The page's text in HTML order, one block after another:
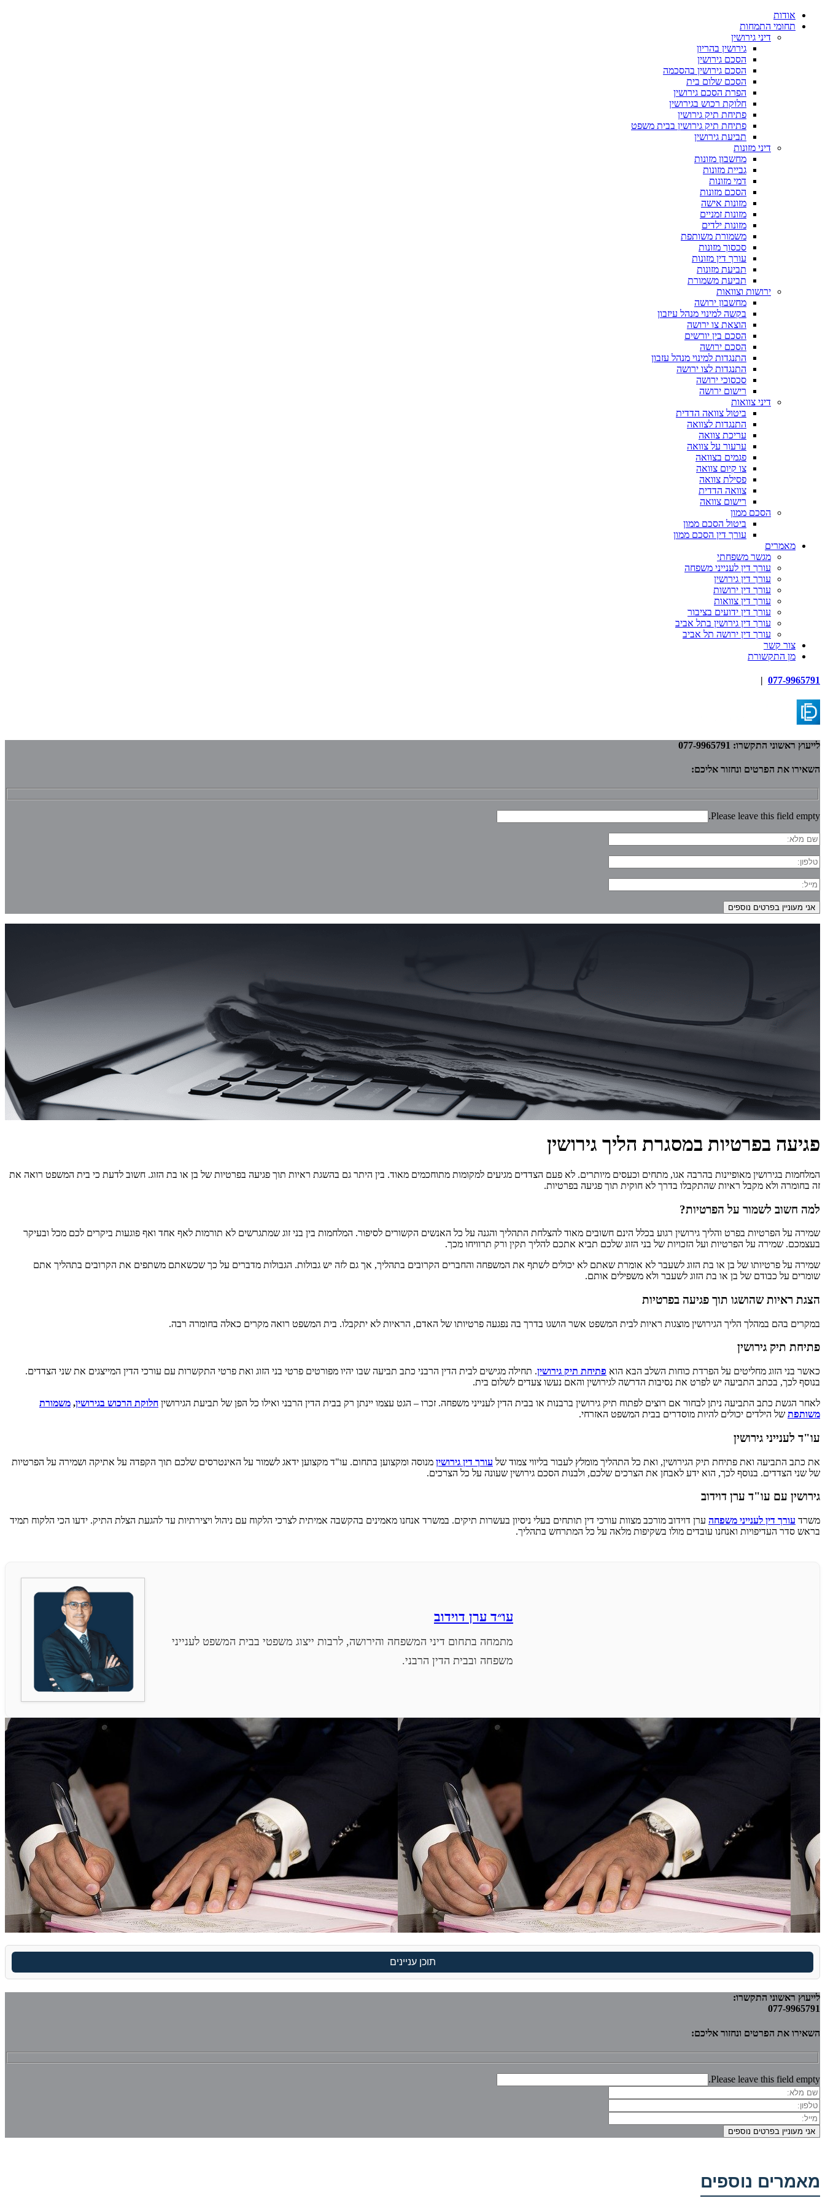
אודות
תחומי התמחות
דיני גירושין
גירושין בהריון
הסכם גירושין
הסכם גירושין בהסכמה
הסכם שלום בית
הפרת הסכם גירושין
חלוקת רכוש בגירושין
פתיחת תיק גירושין
פתיחת תיק גירושין בבית משפט
תביעת גירושין
דיני מזונות
מחשבון מזונות
גביית מזונות
דמי מזונות
הסכם מזונות
מזונות אישה
מזונות זמניים
מזונות ילדים
משמורת משותפת
סכסוך מזונות
עורך דין מזונות
תביעת מזונות
תביעת משמורת
ירושות וצוואות
מחשבון ירושה
בקשה למינוי מנהל עיזבון
הוצאת צו ירושה
הסכם בין יורשים
הסכם ירושה
התנגדות למינוי מנהל עזבון
התנגדות לצו ירושה
סכסוכי ירושה
רישום ירושה
דיני צוואות
ביטול צוואה הדדית
התנגדות לצוואה
עריכת צוואה
ערעור על צוואה
פגמים בצוואה
צו קיום צוואה
פסילת צוואה
צוואה הדדית
רישום צוואה
הסכם ממון
ביטול הסכם ממון
עורך דין הסכם ממון
מאמרים
מגשר משפחתי
עורך דין לענייני משפחה
עורך דין גירושין
עורך דין ירושות
עורך דין צוואות
עורך דין ידועים בציבור
עורך דין גירושין בתל אביב
עורך דין ירושה תל אביב
צור קשר
מן התקשורת
077-9965791
|
לייעוץ ראשוני התקשרו: 077-9965791
השאירו את הפרטים ונחזור אליכם:
Please leave this field empty.
פגיעה בפרטיות במסגרת הליך גירושין
המלחמות בגירושין מאופיינות בהרבה אגו, מתחים וכעסים מיותרים. לא פעם הצדדים מגיעים למקומות מתוחכמים מאוד. בין היתר גם בהשגת ראיות תוך פגיעה בפרטיות של בן או בת הזוג. חשוב לדעת כי בית המשפט רואה את
זה בחומרה ולא מקבל ראיות שהתקבלו בדרך לא חוקית תוך פגיעה בפרטיות.
למה חשוב לשמור על הפרטיות?
שמירה על הפרטיות בפרט והליך גירושין רגוע בכלל הינם חשובים מאוד להצלחת התהליך והגנה על כל האנשים הקשורים לסיפור. המלחמות בין בני זוג שמתגרשים לא תורמות לאף אחד ואף פוגעות ביקרים לכם מכל ובעיקר
בעצמכם. שמירה על הפרטיות ועל הזכויות של בני הזוג שלכם תביא אתכם להליך תקין ורק תרוויחו מכך.
שמירה על פרטיותו של בן או בת הזוג לשעבר לא אומרת שאתם לא יכולים לשתף את המשפחה והחברים הקרובים בתהליך, אך גם לזה יש גבולות. הגבולות מדברים על כך שכשאתם משתפים את הקרובים בתהליך אתם
שומרים על כבודם של בן או בת הזוג לשעבר ולא משפילים אותם.
הצגת ראיות שהושגו תוך פגיעה בפרטיות
במקרים בהם במהלך הליך הגירושין מוצגות ראיות לבית המשפט אשר הושגו בדרך בה נפגעה פרטיותו של האדם, הראיות לא יתקבלו. בית המשפט רואה מקרים כאלה בחומרה רבה.
פתיחת תיק גירושין
כאשר בני הזוג מחליטים על הפרדת כוחות השלב הבא הוא פתיחת תיק גירושין. תחילה מגישים לבית הדין הרבני כתב תביעה שבו יהיו מפורטים פרטי בני הזוג ואת פרטי התקשרות עם עורכי הדין המייצגים את שני הצדדים.
בנוסף לכך, בכתב התביעה יש לפרט את נסיבות הדרשה לגירושין והאם נעשו צעדים לשלום בית.
לאחר הגשת כתב התביעה ניתן לבחור אם רוצים לפתוח תיק גירושין ברבנות או בבית הדין לענייני משפחה. זכרו – הגט עצמו יינתן רק בבית הדין הרבני ואילו כל הפן של תביעת הגירושין חלוקת הרכוש בגירושין, משמורת
משותפת של הילדים יכולים להיות מוסדרים בבית המשפט האזרחי.
עו"ד לענייני גירושין
את כתב התביעה ואת פתיחת תיק הגירושין, ואת כל התהליך מומלץ לעבור בליווי צמוד של עורך דין גירושין מנוסה ומקצוען בתחום. עו"ד מקצוען ידאג לשמור על האינטרסים שלכם תוך הקפדה על אתיקה ושמירה על הפרטיות
של שני הצדדים. בנוסף לכך, הוא ידע לאבחן את הצרכים שלכם, ולבנות הסכם גירושין שעונה על כל הצרכים.
גירושין עם עו"ד ערן דוידוב
משרד עורך דין לענייני משפחה ערן דוידוב מורכב מצוות עורכי דין תותחים בעלי ניסיון בעשרות תיקים. במשרד אנחנו מאמינים בהקשבה אמיתית לצרכי הלקוח עם ניהול ויצירתיות עד להגעת הצלת התיק. ידעו הכי הלקוח תמיד
בראש סדר העדיפויות ואנחנו עובדים מולו בשקיפות מלאה על כל המתרחש בתהליך.
עו״ד ערן דוידוב
מתמחה בתחום דיני המשפחה והירושה, לרבות ייצוג משפטי בבית המשפט לענייני
משפחה ובבית הדין הרבני.
תוכן עניינים
לייעוץ ראשוני התקשרו:
077-9965791
השאירו את הפרטים ונחזור אליכם:
Please leave this field empty.
מאמרים נוספים